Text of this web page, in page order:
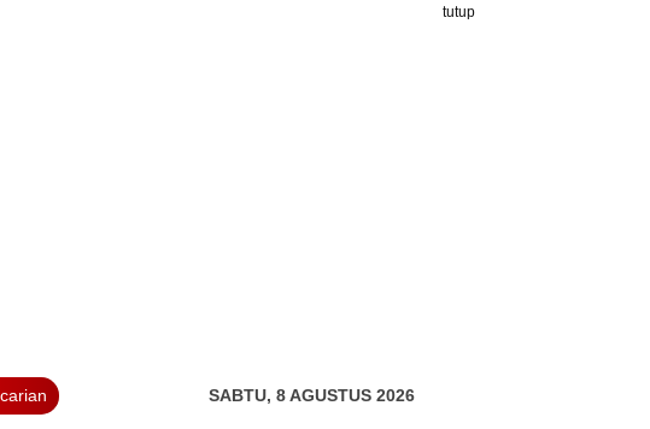
tutup
SABTU, 8 AGUSTUS 2026